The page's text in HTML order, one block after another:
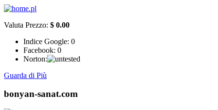
Valuta Prezzo: $ 0.00
Indice Google: 0
Facebook: 0
Norton:
Guarda di Più
bonyan-sanat.com